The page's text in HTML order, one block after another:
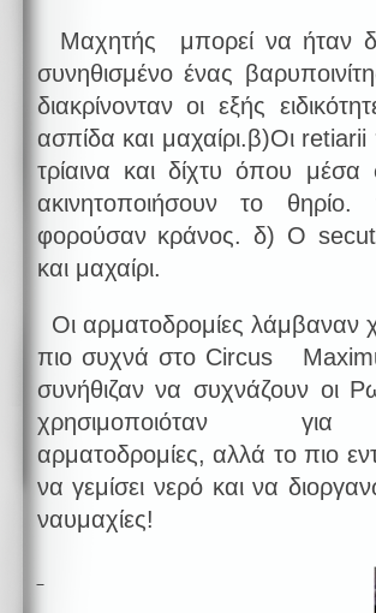
Μαχητής μπορεί να ήταν
συνηθισμένο ένας
διακρίνονταν οι εξής
ασπίδα και μαχαίρι.β)Οι
τρίαινα και δίχτυ όπου
ακινητοποιήσουν το
φορούσαν κράνος. δ) Ο
και μαχαίρι.
Οι αρματοδρομίες λάμβαναν
πιο συχνά στο Circus
συνήθιζαν να συχνάζουν οι
χρησιμοποιόταν
αρματοδρομίες, αλλά το πιο
να γεμίσει νερό και να
ναυμαχίες!